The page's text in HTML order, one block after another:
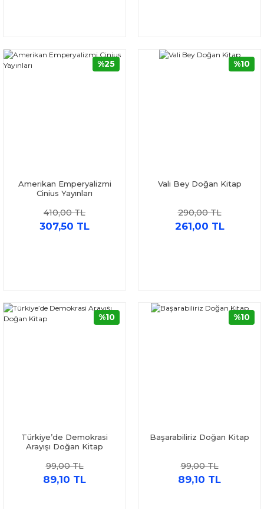
Amerikan Emperyalizmi
Cinius Yayınları
410,00 TL
307,50 TL
%25
Vali Bey Doğan Kitap
290,00 TL
261,00 TL
%10
Türkiye’de Demokrasi
Arayışı Doğan Kitap
99,00 TL
89,10 TL
%10
Başarabiliriz Doğan Kitap
99,00 TL
89,10 TL
%10